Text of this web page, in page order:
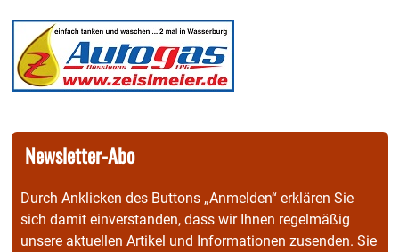
Newsletter-Abo
Durch Anklicken des Buttons „Anmelden“ erklären Sie
sich damit einverstanden, dass wir Ihnen regelmäßig
unsere aktuellen Artikel und Informationen zusenden. Sie